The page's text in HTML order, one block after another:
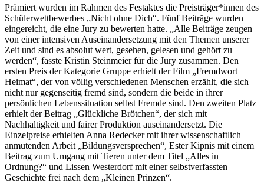
Prämiert wurden im Rahmen des Festaktes die Preisträger*innen des
Schülerwettbewerbes „Nicht ohne Dich“. Fünf Beiträge wurden
eingereicht, die eine Jury zu bewerten hatte. „Alle Beiträge zeugen
von einer intensiven Auseinandersetzung mit den Themen unserer
Zeit und sind es absolut wert, gesehen, gelesen und gehört zu
werden“, fasste Kristin Steinmeier für die Jury zusammen. Den
ersten Preis der Kategorie Gruppe erhielt der Film „Fremdwort
Heimat“, der von völlig verschiedenen Menschen erzählt, die sich
nicht nur gegenseitig fremd sind, sondern die beide in ihrer
persönlichen Lebenssituation selbst Fremde sind. Den zweiten Platz
erhielt der Beitrag „Glückliche Brötchen“, der sich mit
Nachhaltigkeit und fairer Produktion auseinandersetzt. Die
Einzelpreise erhielten Anna Redecker mit ihrer wissenschaftlich
anmutenden Arbeit „Bildungsversprechen“, Ester Kipnis mit einem
Beitrag zum Umgang mit Tieren unter dem Titel „Alles in
Ordnung?“ und Lissen Westerdorf mit einer selbstverfassten
Geschichte frei nach dem „Kleinen Prinzen“.